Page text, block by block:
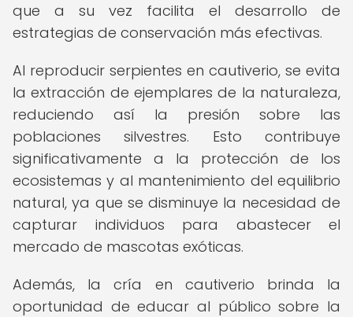
que a su vez facilita el desarrollo de
estrategias de conservación más efectivas.
Al reproducir serpientes en cautiverio, se evita
la extracción de ejemplares de la naturaleza,
reduciendo así la presión sobre las
poblaciones silvestres. Esto contribuye
significativamente a la protección de los
ecosistemas y al mantenimiento del equilibrio
natural, ya que se disminuye la necesidad de
capturar individuos para abastecer el
mercado de mascotas exóticas.
Además, la cría en cautiverio brinda la
oportunidad de educar al público sobre la